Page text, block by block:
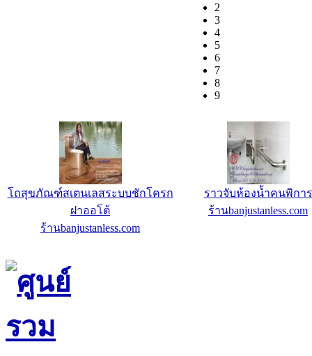
4
5
6
7
8
9
โถสุขภัณฑ์สเตนเลสระบบชักโครก
ฝาออโต้
ร้านbanjustanless.com
ราวจับห้องน้ำคนพิการ
ร้านbanjustanless.com